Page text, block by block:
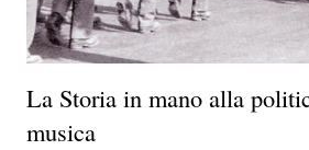
La Storia in mano alla
musica